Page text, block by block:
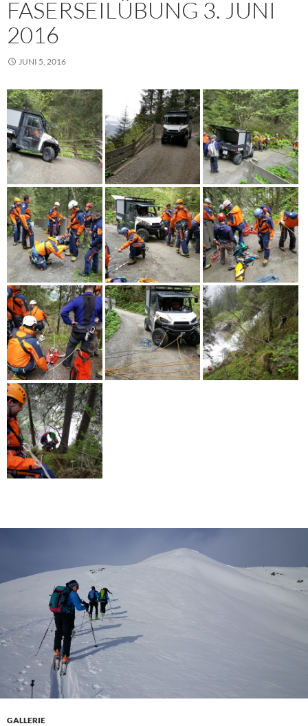
FASERSEILÜBUNG 3. JUNI
2016
JUNI 5, 2016
GALLERIE